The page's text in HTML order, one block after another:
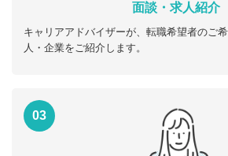
面談・求人紹介
キャリアアドバイザーが、転職希望者のご
人・企業をご紹介します。
03